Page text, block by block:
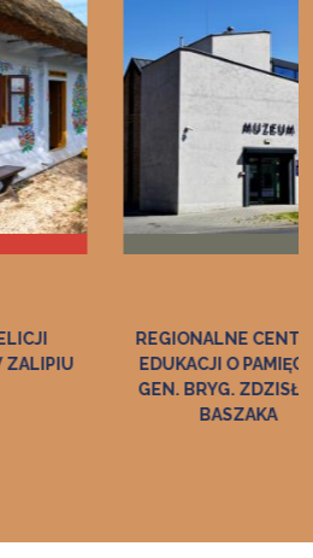
REGIONALNE CENTRUM
EDUKACJI O PAMIĘCI IM.
GEN. BRYG. ZDZISŁAWA
BASZAKA